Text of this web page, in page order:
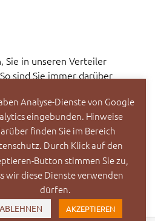
Sie in unseren Verteiler
sind Sie immer darüber
oder welche
eine E-Mail an:
Analyse-Dienste von Google
eingebunden. Hinweise
finden Sie im Bereich
Durch Klick auf den
Button stimmen Sie zu,
wir diese Dienste verwenden
dürfen.
ABLEHNEN AKZEPTIEREN